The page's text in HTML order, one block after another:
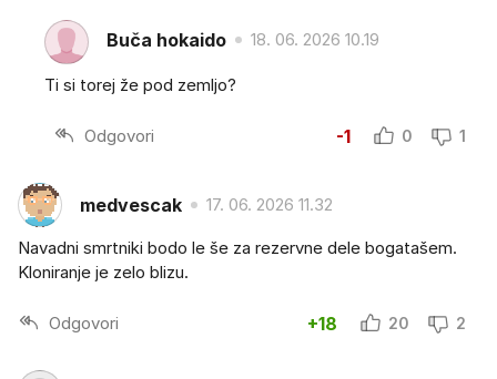
Buča hokaido 18. 06. 2026 10.19
Ti si torej že pod zemljo?
Odgovori -1 0 1
medvescak 17. 06. 2026 11.32
Navadni smrtniki bodo le še za rezervne dele bogatašem.
Kloniranje je zelo blizu.
Odgovori +18 20 2